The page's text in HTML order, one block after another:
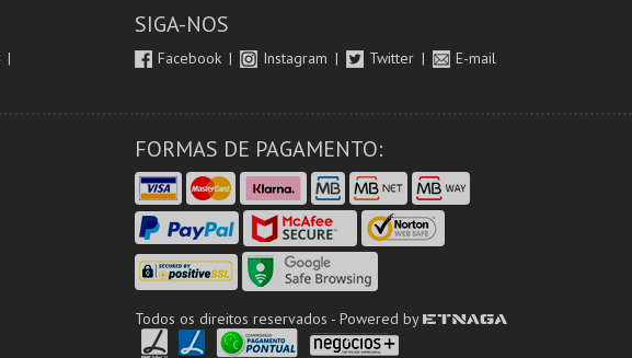
SIGA-NOS
Facebook Instagram Twitter E-mail
FORMAS DE PAGAMENTO:
Todos os direitos reservados - Powered by